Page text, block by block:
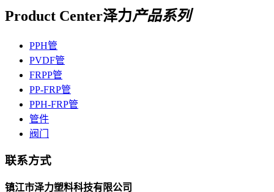
Product Center泽力产品系列
PPH管
PVDF管
FRPP管
PP-FRP管
PPH-FRP管
管件
阀门
联系方式
镇江市泽力塑料科技有限公司